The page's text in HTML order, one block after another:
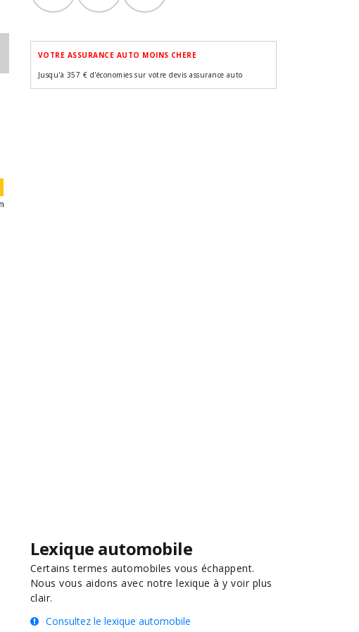
VOTRE ASSURANCE AUTO MOINS CHERE
Jusqu'à 357 € d'économies sur votre devis assurance auto
Lexique automobile
Certains termes automobiles vous échappent.
Nous vous aidons avec notre lexique à y voir plus
clair.
Consultez le lexique automobile